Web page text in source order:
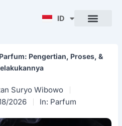
ID
ENG
Pengertian, Proses, &
Suryo Wibowo
2026
In: Parfum